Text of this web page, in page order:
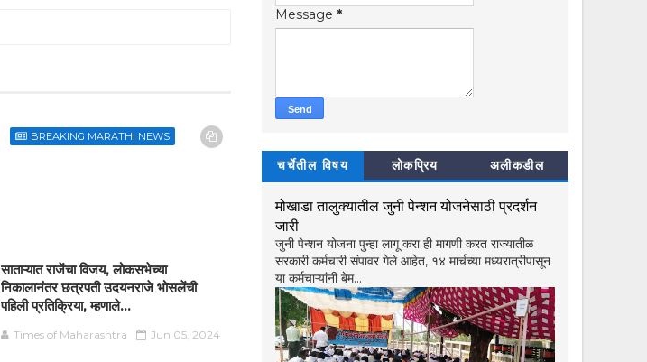
BREAKING MARATHI NEWS
साताऱ्यात राजेंचा विजय, लोकसभेच्या
निकालानंतर छत्रपती उदयनराजे भोसलेंची
पहिली प्रतिक्रिया, म्हणाले...
Times of Maharashtra Jun 05, 2024
Message *
चर्चेतील विषय लोकप्रिय अलीकडील
मोखाडा तालुक्यातील जुनी पेन्शन योजनेसाठी प्रदर्शन
जारी
जुनी पेन्शन योजना पुन्हा लागू करा ही मागणी करत राज्यातीळ
सरकारी कर्मचारी संपावर गेले आहेत, १४ मार्चच्या मध्यरात्रीपासून
या कर्मचाऱ्यांनी बेम...